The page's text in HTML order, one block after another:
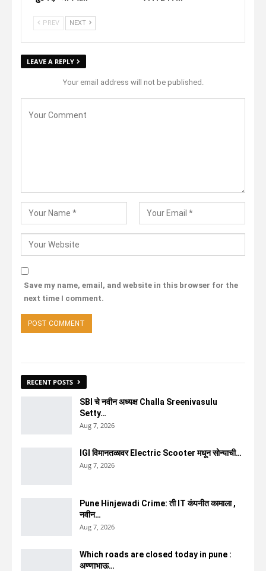
PREV NEXT
LEAVE A REPLY
Your email address will not be published.
Save my name, email, and website in this browser for the
next time I comment.
RECENT POSTS
SBI चे नवीन अध्यक्ष Challa Sreenivasulu
Setty…
Aug 7, 2026
IGI विमानतळावर Electric Scooter मधून सोन्याची…
Aug 7, 2026
Pune Hinjewadi Crime: ती IT कंपनीत कामाला ,
नवीन…
Aug 7, 2026
Which roads are closed today in pune :
अण्णाभाऊ…